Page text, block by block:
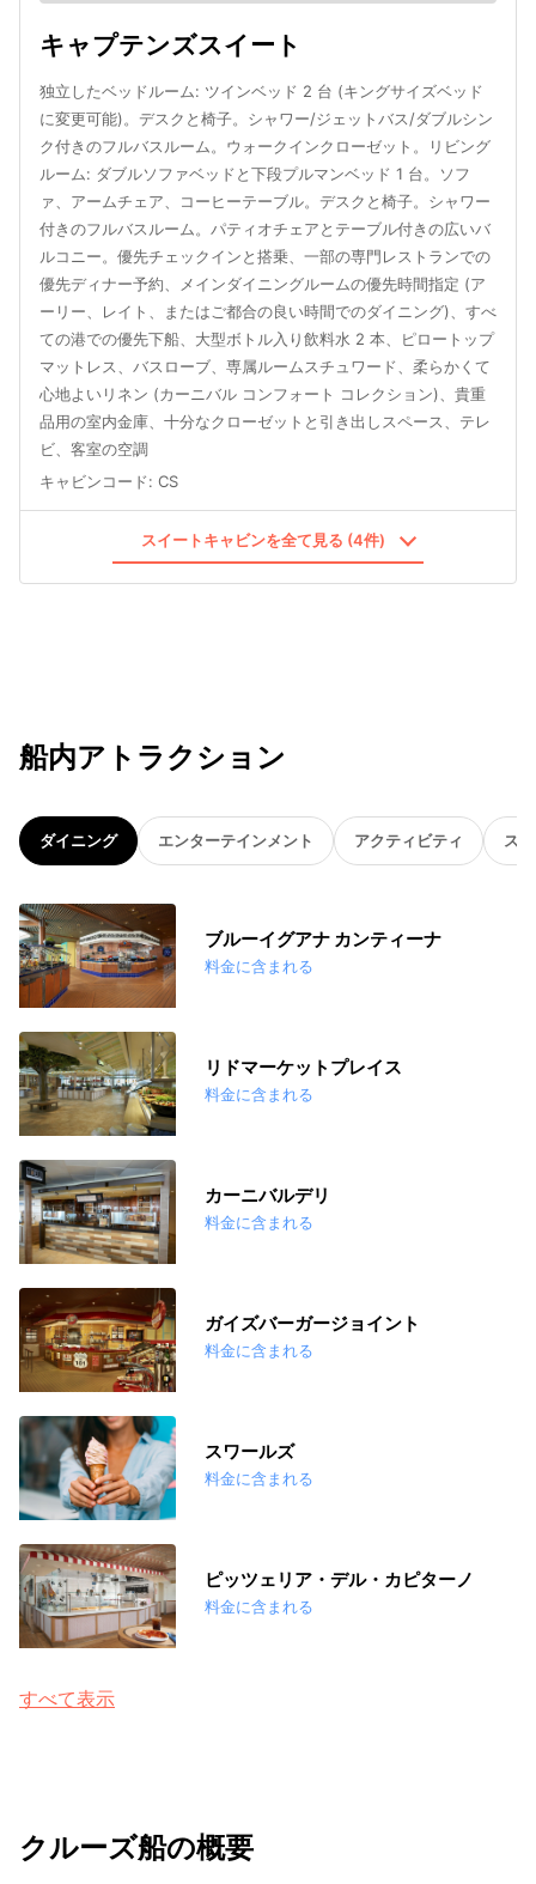
キャプテンズスイート
独立したベッドルーム: ツインベッド 2 台 (キングサイズベッド
に変更可能)。デスクと椅子。シャワー/ジェットバス/ダブルシン
ク付きのフルバスルーム。ウォークインクローゼット。リビング
ルーム: ダブルソファベッドと下段プルマンベッド 1 台。ソフ
ァ、アームチェア、コーヒーテーブル。デスクと椅子。シャワー
付きのフルバスルーム。パティオチェアとテーブル付きの広いバ
ルコニー。優先チェックインと搭乗、一部の専門レストランでの
優先ディナー予約、メインダイニングルームの優先時間指定 (ア
ーリー、レイト、またはご都合の良い時間でのダイニング)、すべ
ての港での優先下船、大型ボトル入り飲料水 2 本、ピロートップ
マットレス、バスローブ、専属ルームスチュワード、柔らかくて
心地よいリネン (カーニバル コンフォート コレクション)、貴重
品用の室内金庫、十分なクローゼットと引き出しスペース、テレ
ビ、客室の空調
キャビンコード: CS
スイートキャビンを全て見る (4件)
船内アトラクション
ダイニング エンターテインメント アクティビティ ス
ブルーイグアナ カンティーナ
料金に含まれる
リドマーケットプレイス
料金に含まれる
カーニバルデリ
料金に含まれる
ガイズバーガージョイント
料金に含まれる
スワールズ
料金に含まれる
ピッツェリア・デル・カピターノ
料金に含まれる
すべて表示
クルーズ船の概要